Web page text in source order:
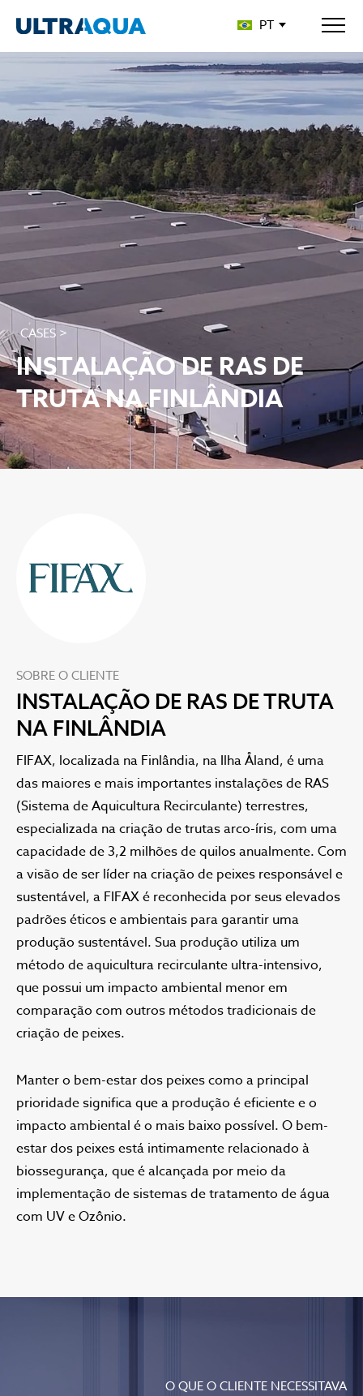
PT
CASES >
INSTALAÇÃO DE RAS DE
TRUTA NA FINLÂNDIA
SOBRE O CLIENTE
INSTALAÇÃO DE RAS DE TRUTA
NA FINLÂNDIA
FIFAX, localizada na Finlândia, na Ilha Åland, é uma
das maiores e mais importantes instalações de RAS
(Sistema de Aquicultura Recirculante) terrestres,
especializada na criação de trutas arco-íris, com uma
capacidade de 3,2 milhões de quilos anualmente. Com
a visão de ser líder na criação de peixes responsável e
sustentável, a FIFAX é reconhecida por seus elevados
padrões éticos e ambientais para garantir uma
produção sustentável. Sua produção utiliza um
método de aquicultura recirculante ultra-intensivo,
que possui um impacto ambiental menor em
comparação com outros métodos tradicionais de
criação de peixes.
Manter o bem-estar dos peixes como a principal
prioridade significa que a produção é eficiente e o
impacto ambiental é o mais baixo possível. O bem-
estar dos peixes está intimamente relacionado à
biossegurança, que é alcançada por meio da
implementação de sistemas de tratamento de água
com UV e Ozônio.
O QUE O CLIENTE NECESSITAVA